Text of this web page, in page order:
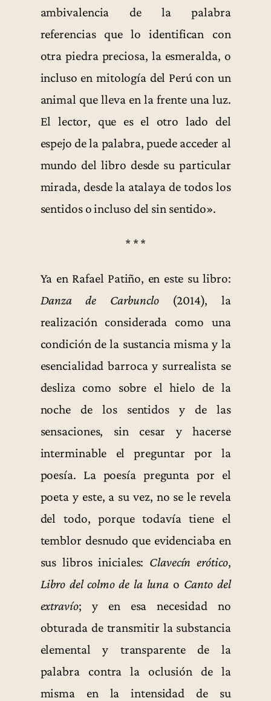
ambivalencia de la palabra
referencias que lo identifican con
otra piedra preciosa, la esmeralda, o
incluso en mitología del Perú con un
animal que lleva en la frente una luz.
El lector, que es el otro lado del
espejo de la palabra, puede acceder al
mundo del libro desde su particular
mirada, desde la atalaya de todos los
sentidos o incluso del sin sentido».
* * *
Ya en Rafael Patiño, en este su libro:
Danza de Carbunclo(2014), la
realización considerada como una
condición de la sustancia misma y la
esencialidad barroca y surrealista se
desliza como sobre el hielo de la
noche de los sentidos y de las
sensaciones, sin cesar y hacerse
interminable el preguntar por la
poesía. La poesía pregunta por el
poeta y este, a su vez, no se le revela
del todo, porque todavía tiene el
temblor desnudo que evidenciaba en
sus libros iniciales: Clavecín erótico,
Libro del colmo de la luna o Canto del
extravío; y en esa necesidad no
obturada de transmitir la substancia
elemental y transparente de la
palabra contra la oclusión de la
misma en la intensidad de su